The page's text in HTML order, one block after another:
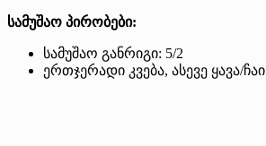
სამუშაო პირობები:
სამუშაო განრიგი: 5/2
ერთჯერადი კვება, ასევე ყავა/ჩაი